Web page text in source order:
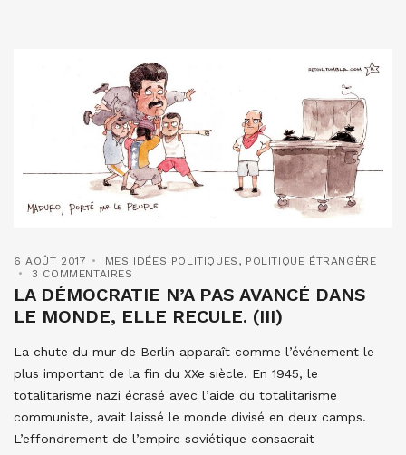
6 AOÛT 2017 MES IDÉES POLITIQUES , POLITIQUE ÉTRANGÈRE
3 COMMENTAIRES
LA DÉMOCRATIE N’A PAS AVANCÉ DANS
LE MONDE, ELLE RECULE. (III)
La chute du mur de Berlin apparaît comme l’événement le
plus important de la fin du XXe siècle. En 1945, le
totalitarisme nazi écrasé avec l’aide du totalitarisme
communiste, avait laissé le monde divisé en deux camps.
L’effondrement de l’empire soviétique consacrait